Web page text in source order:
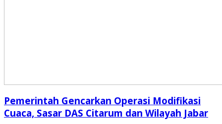
Pemerintah Gencarkan Operasi Modifikasi
Cuaca, Sasar DAS Citarum dan Wilayah Jabar